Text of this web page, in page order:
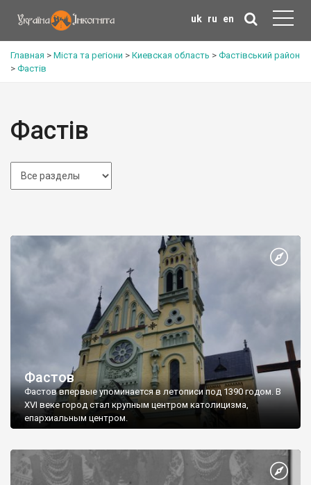
uk ru en
Главная > Міста та регіони > Киевская область > Фастівський район
> Фастів
Фастів
Фастов
Фастов впервые упоминается в летописи под 1390 годом. В
XVI веке город стал крупным центром католицизма,
епархиальным центром.